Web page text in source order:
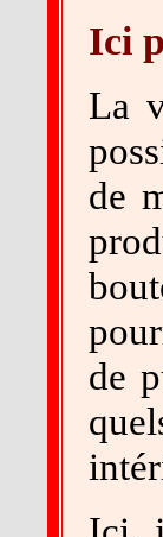
Ici
La
de
de